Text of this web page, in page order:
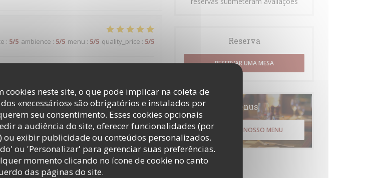
neste site, o que pode implicar na coleta de
«necessários» são obrigatórios e instalados por
seu consentimento. Esses cookies opcionais
a audiência do site, oferecer funcionalidades (por
ou exibir publicidade ou conteúdos personalizados.
ou 'Personalizar' para gerenciar suas preferências.
momento clicando no ícone de cookie no canto
das páginas do site.
: 5/5 ambience : 5/5 menu : 5/5 quality_price : 5/5
: 5/5 ambience: 5/5 menu:5/5 quality_price:5/5
"pizza frite complète", spécialité
: le bonheur absolu !!! Merci à tous.
Reserva
RESERVAR UMA MESA
Menus
DESCUBRA O NOSSO MENU